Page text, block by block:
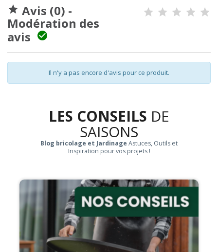
 Avis (0) -
Modération des
avis

Il n'y a pas encore d'avis pour ce produit.
LES CONSEILS DE
SAISONS
Blog bricolage et Jardinage Astuces, Outils et
Inspiration pour vos projets !